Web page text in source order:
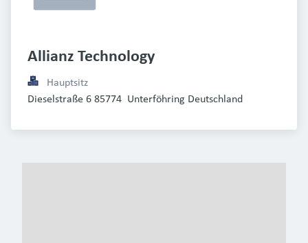
Allianz Technology
Hauptsitz
Dieselstraße 6 85774  Unterföhring Deutschland